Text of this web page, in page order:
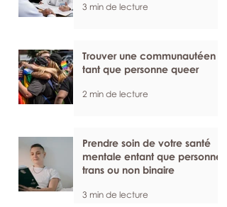
3 min de lecture
Trouver une communautéen
tant que personne queer
2 min de lecture
Prendre soin de votre santé
mentale entant que personne
trans ou non binaire
3 min de lecture